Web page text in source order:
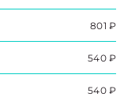
801 ₽
540 ₽
540 ₽